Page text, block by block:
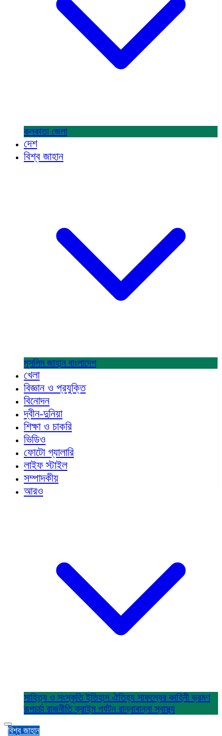
কলকাতা জেলা
দেশ
বিশ্ব জাহান
মুসলিম জাহান বাংলাদেশ
খেলা
বিজ্ঞান ও প্রযুক্তি
বিনোদন
দ্বীন-দুনিয়া
শিক্ষা ও চাকরি
ভিডিও
ফোটো গ্যালারি
লাইফ স্টাইল
সম্পাদকীয়
আরও
সাহিত্য ও সংস্কৃতিইতিহাস ঐতিহ্য সাফল্যের কাহিনীভ্রমণ
রূপচর্চা রাজনীতিক্রাইম পর্যটন রান্নাবান্নাস্বাস্থ্য
বিশ্ব জাহান